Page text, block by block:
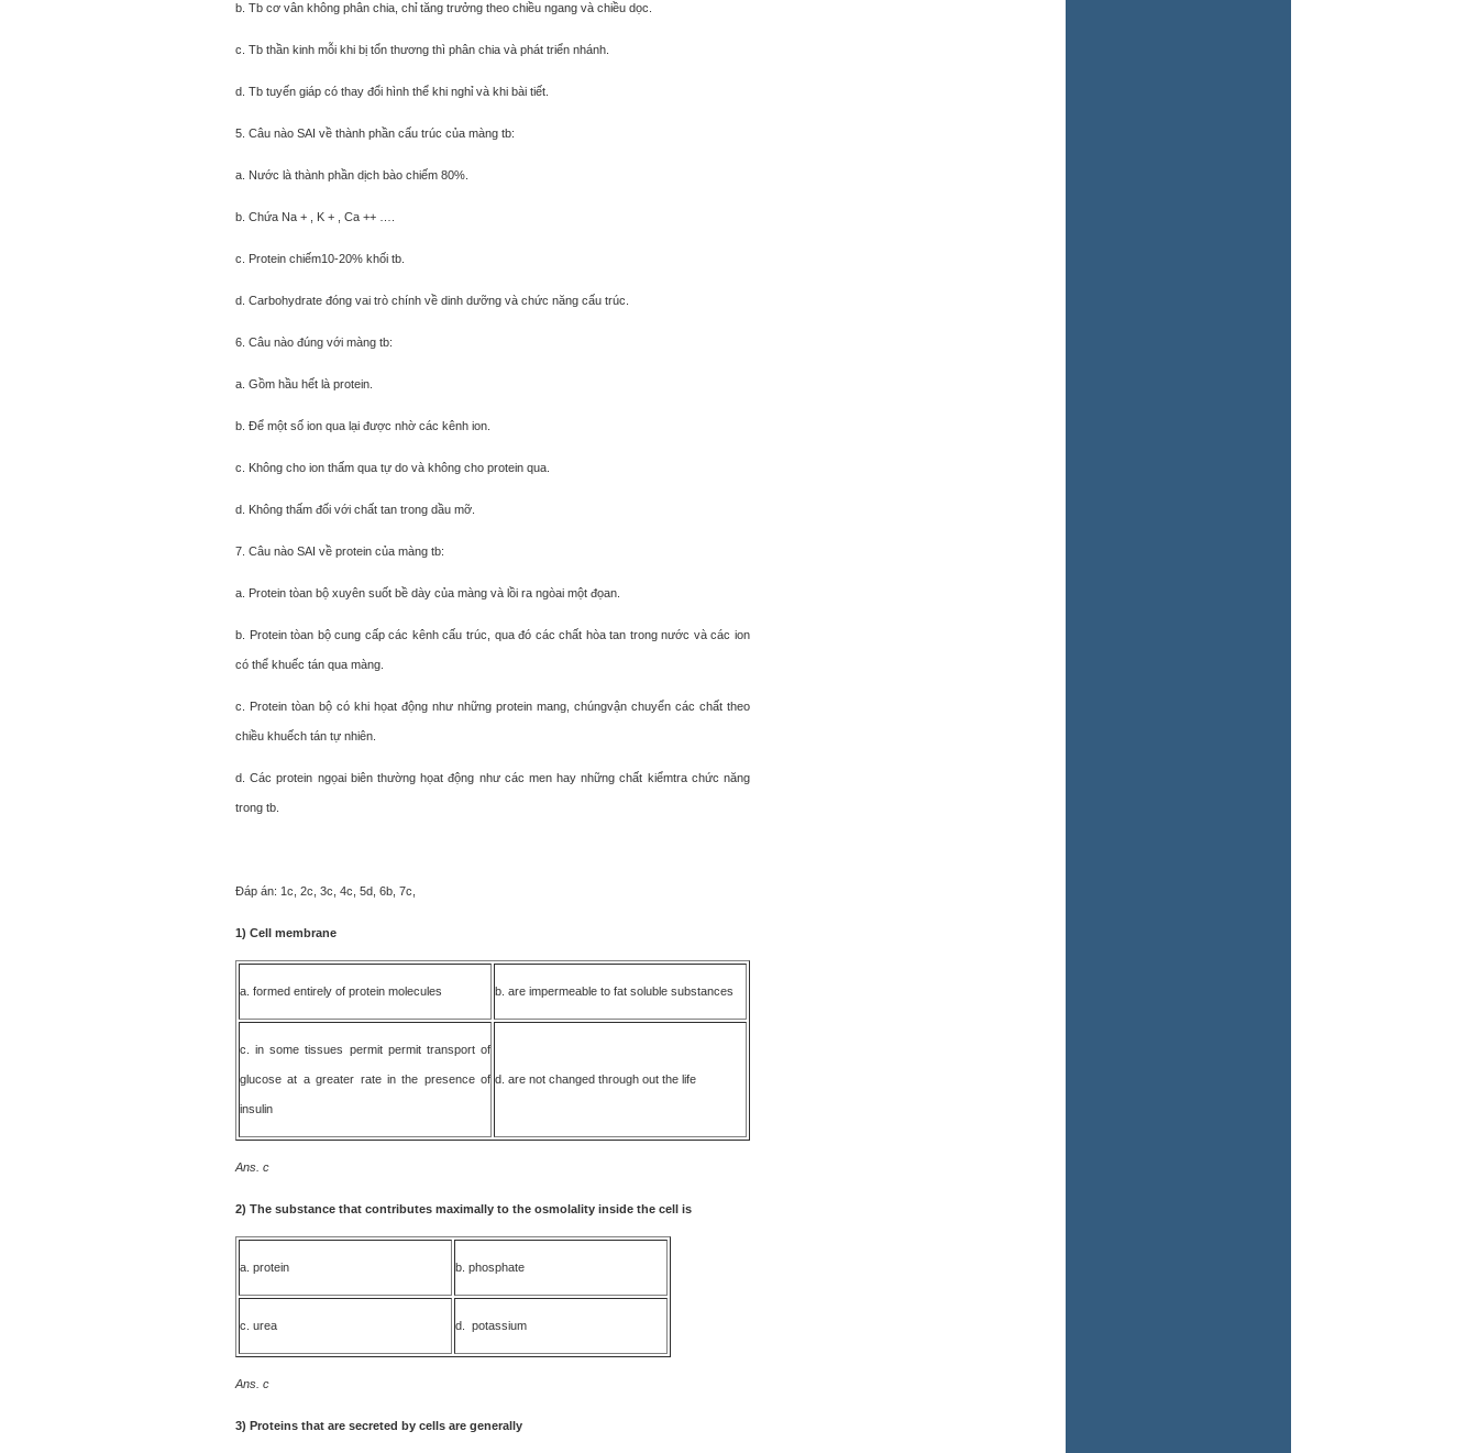
b. Tb cơ vân không phân chia, chỉ tăng trưởng theo chiều ngang và chiều dọc.
c. Tb thần kinh mỗi khi bị tổn thương thì phân chia và phát triển nhánh.
d. Tb tuyến giáp có thay đổi hình thể khi nghỉ và khi bài tiết.
5. Câu nào SAI về thành phần cấu trúc của màng tb:
a. Nước là thành phần dịch bào chiếm 80%.
b. Chứa Na + , K + , Ca ++ ….
c. Protein chiếm10-20% khối tb.
d. Carbohydrate đóng vai trò chính về dinh dưỡng và chức năng cấu trúc.
6. Câu nào đúng với màng tb:
a. Gồm hầu hết là protein.
b. Để một số ion qua lại được nhờ các kênh ion.
c. Không cho ion thấm qua tự do và không cho protein qua.
d. Không thấm đối với chất tan trong dầu mỡ.
7. Câu nào SAI về protein của màng tb:
a. Protein tòan bộ xuyên suốt bề dày của màng và lồi ra ngòai một đọan.
b. Protein tòan bộ cung cấp các kênh cấu trúc, qua đó các chất hòa tan trong nước và các ion
có thể khuếc tán qua màng.
c. Protein tòan bộ có khi họat động như những protein mang, chúngvận chuyển các chất theo
chiều khuếch tán tự nhiên.
d. Các protein ngọai biên thường họat động như các men hay những chất kiểmtra chức năng
trong tb.
Đáp án: 1c, 2c, 3c, 4c, 5d, 6b, 7c,
1) Cell membrane
a. formed entirely of protein molecules b. are impermeable to fat soluble substances
c. in some tissues permit permit transport of
glucose at a greater rate in the presence of
insulin
d. are not changed through out the life
Ans. c
2) The substance that contributes maximally to the osmolality inside the cell is
a. protein b. phosphate
c. urea d. potassium
Ans. c
3) Proteins that are secreted by cells are generally